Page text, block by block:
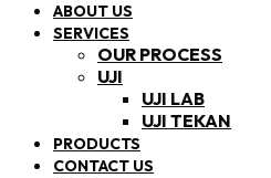
ABOUT US
SERVICES
OUR PROCESS
UJI
UJI LAB
UJI TEKAN
PRODUCTS
CONTACT US